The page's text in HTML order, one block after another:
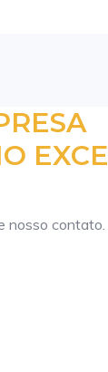
nosso contato.